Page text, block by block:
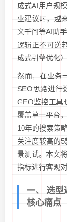
成式AI用户规
业建议时，越
义千问等AI助
逻辑正不可逆
成式引擎优化
然而，在业务
SEO思路进行
GEO监控工具
覆盖单一平台
10年的搜索策
关注度较高的
景测试。本文
指标进行客观
一、 选型
核心痛点